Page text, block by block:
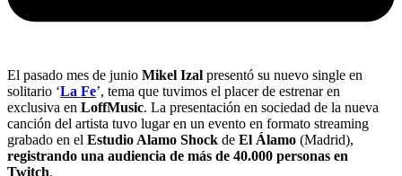
El pasado mes de junio Mikel Izal presentó su nuevo single en
solitario ‘La Fe’, tema que tuvimos el placer de estrenar en
exclusiva en LoffMusic. La presentación en sociedad de la nueva
canción del artista tuvo lugar en un evento en formato streaming
grabado en el Estudio Alamo Shock de El Álamo (Madrid),
registrando una audiencia de más de 40.000 personas en
Twitch.